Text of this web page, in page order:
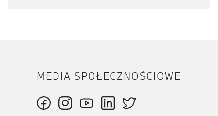
MEDIA SPOŁECZNOŚCIOWE